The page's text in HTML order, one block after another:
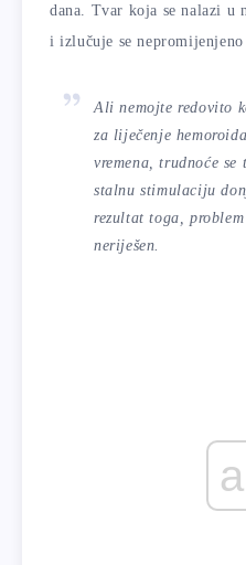
dana. Tvar koja se nalazi u
i izlučuje se
Ali nemojte redovito
za liječenje
vremena, trudnoće
stalnu stimulaciju
rezultat toga,
neriješen.